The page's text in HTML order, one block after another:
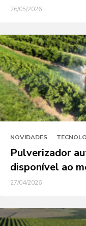
26/05/2026
NOVIDADES
Pulverizador
disponível ao
27/04/2026